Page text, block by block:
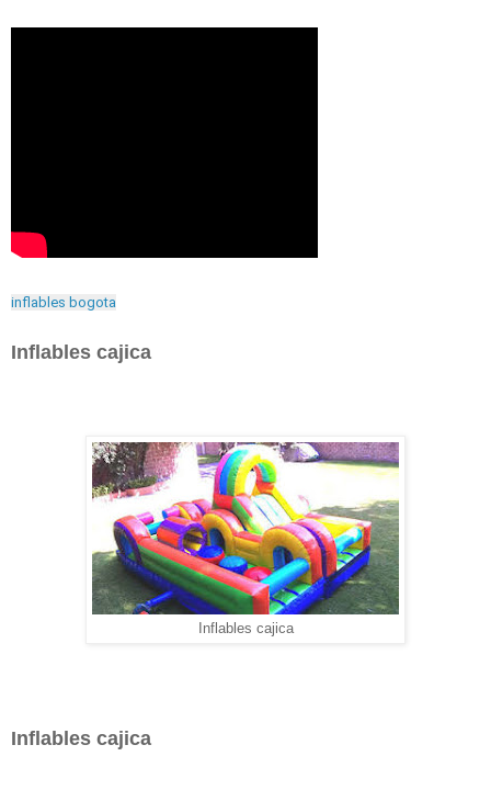
inflables bogota
Inflables cajica
Inflables cajica
Inflables cajica